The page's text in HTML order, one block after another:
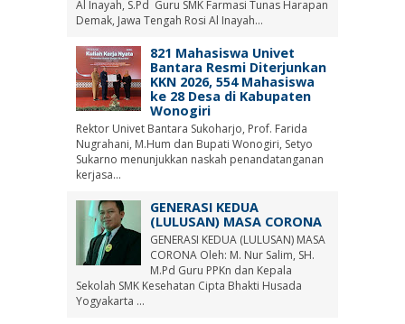
Al Inayah, S.Pd Guru SMK Farmasi Tunas Harapan
Demak, Jawa Tengah Rosi Al Inayah...
821 Mahasiswa Univet
Bantara Resmi Diterjunkan
KKN 2026, 554 Mahasiswa
ke 28 Desa di Kabupaten
Wonogiri
Rektor Univet Bantara Sukoharjo, Prof. Farida
Nugrahani, M.Hum dan Bupati Wonogiri, Setyo
Sukarno menunjukkan naskah penandatanganan
kerjasa...
GENERASI KEDUA
(LULUSAN) MASA CORONA
GENERASI KEDUA (LULUSAN) MASA
CORONA Oleh: M. Nur Salim, SH.
M.Pd Guru PPKn dan Kepala
Sekolah SMK Kesehatan Cipta Bhakti Husada
Yogyakarta ...